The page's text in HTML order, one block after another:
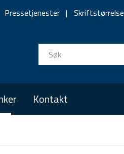
Pressetjenester Skriftstørrelse
Kontakt